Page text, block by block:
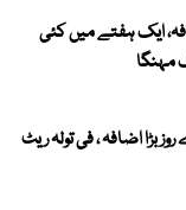
ایک ہفتے میں کئی
اضافہ ، فی تولہ ریٹ